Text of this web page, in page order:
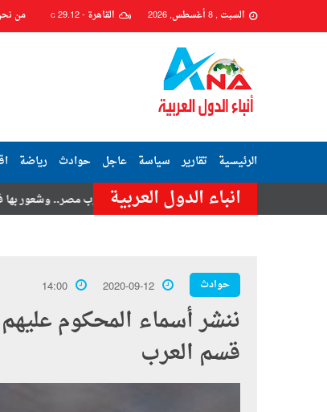
السبت , 8 أغسطس, 2026 القاهرة -29.12
C من
الرئيسية تقارير سياسة عاجل حوادث رياضة
انباء الدول العربية
هزة أرضية تضرب مصر.. وشعور بها في القاهرة وعدة
حوادث 2020-09-12
14:00
قسم العرب